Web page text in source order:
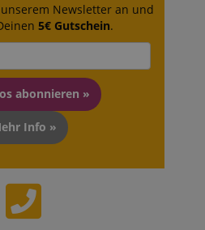
Newsletter an und
5€ Gutschein.
abonnieren »
Info »